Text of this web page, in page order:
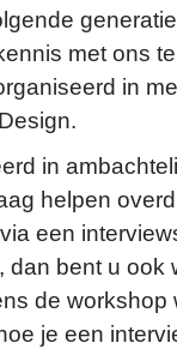
met ons
in
in
helpen
een
bent u ook
de workshop
je een